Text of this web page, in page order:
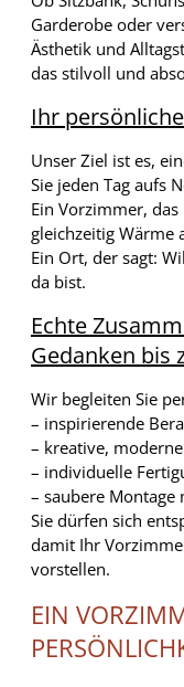
Garderobe oder
Ästhetik und
das stilvoll und
Ihr
Unser Ziel ist es,
Sie jeden Tag aufs
Ein Vorzimmer,
gleichzeitig Wärme
Ein Ort, der sagt:
da bist.
Echte
Gedanken bis
Wir begleiten Sie
– inspirierende
– kreative,
– individuelle
– saubere Montage
Sie dürfen sich
damit Ihr
vorstellen.
EIN